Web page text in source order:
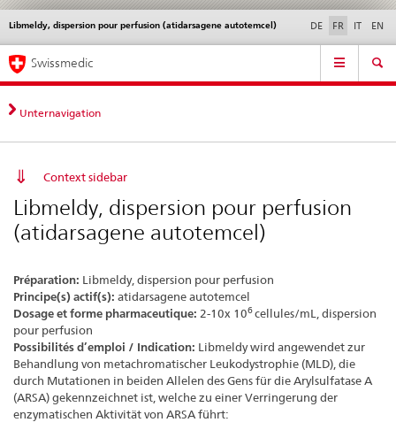
Navigation
directe:
actualités,
bases
contact
Actualités & Mises à
normes
Contact | Support &
aide
Libmeldy, dispersion pour perfusion (atidarsagene autotemcel) DE FR IT EN
Service
Navigation
Swissmedic
Unternavigation
Context sidebar
Libmeldy, dispersion pour perfusion
(atidarsagene autotemcel)
Préparation: Libmeldy, dispersion pour perfusion
Principe(s) actif(s): atidarsagene autotemcel
Dosage et forme pharmaceutique: 2-10x 106cellules/mL, dispersion
pour perfusion
Possibilités d’emploi / Indication: Libmeldy wird angewendet zur
Behandlung von metachromatischer Leukodystrophie (MLD), die
durch Mutationen in beiden Allelen des Gens für die Arylsulfatase A
(ARSA) gekennzeichnet ist, welche zu einer Verringerung der
enzymatischen Aktivität von ARSA führt: